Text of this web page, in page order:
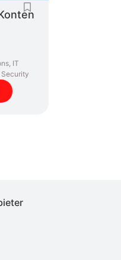
, IT
Security